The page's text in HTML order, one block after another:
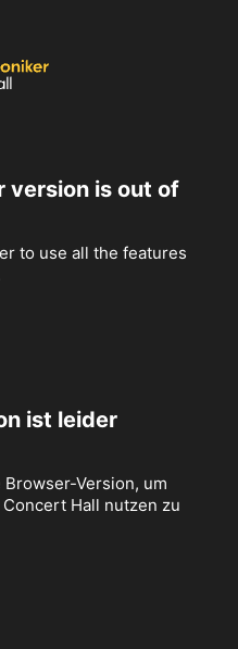
version is out of
to use all the features
ist leider
Version, um
Hall nutzen zu